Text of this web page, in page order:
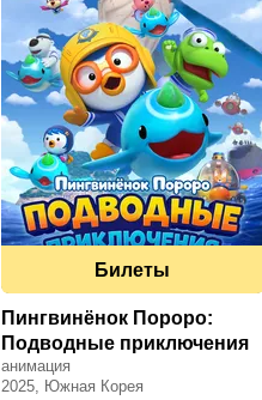
Пингвинёнок Пороро:
Подводные приключения
анимация
2025, Южная Корея
Билеты